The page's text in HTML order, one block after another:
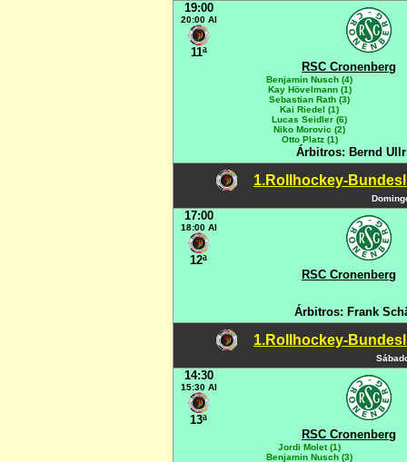
19:00
20:00 Al
11ª
RSC Cronenberg
Benjamin Nusch (4)
Kay Hövelmann (1)
Sebastian Rath (3)
Kai Riedel (1)
Lucas Seidler (6)
Niko Morovic (2)
Otto Platz (1)
Árbitros: Bernd
1.Rollhockey-
17:00
18:00 Al
12ª
RSC Cronenberg
Árbitros: Frank
1.Rollhockey-
14:30
15:30 Al
13ª
RSC Cronenberg
Jordi Molet (1)
Benjamin Nusch (3)